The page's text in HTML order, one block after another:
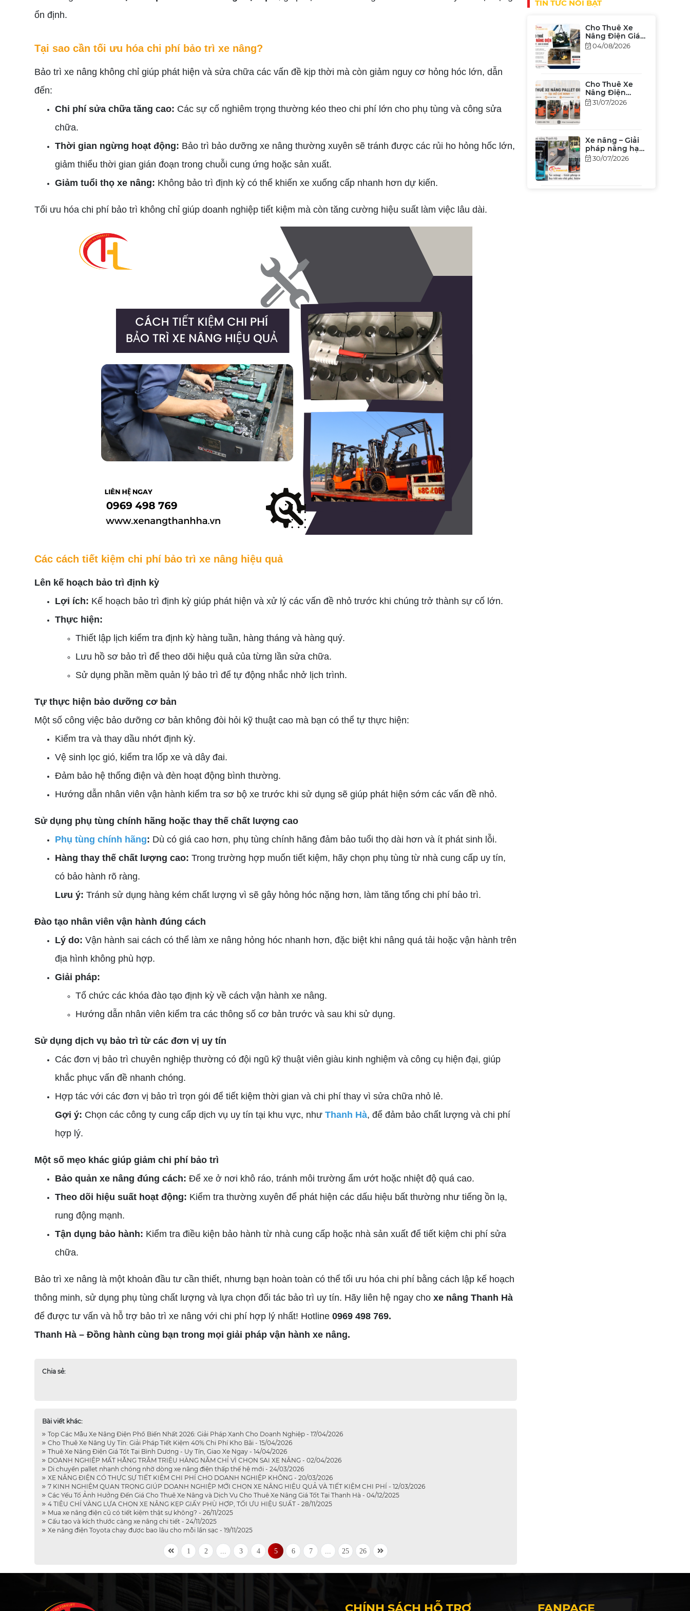
ổn định.
Tại sao cần tối ưu hóa chi phí bảo trì xe nâng?
Bảo trì xe nâng không chỉ giúp phát hiện và sửa chữa các vấn đề kịp thời mà còn giảm nguy cơ hỏng hóc lớn, dẫn
đến:
Chi phí sửa chữa tăng cao: Các sự cố nghiêm trọng thường kéo theo chi phí lớn cho phụ tùng và công sửa
chữa.
Thời gian ngừng hoạt động: Bảo trì bảo dưỡng xe nâng thường xuyên sẽ tránh được các rủi ho hỏng hốc lớn,
giảm thiểu thời gian gián đoạn trong chuỗi cung ứng hoặc sản xuất.
Giảm tuổi thọ xe nâng: Không bảo trì định kỳ có thể khiến xe xuống cấp nhanh hơn dự kiến.
Tối ưu hóa chi phí bảo trì không chỉ giúp doanh nghiệp tiết kiệm mà còn tăng cường hiệu suất làm việc lâu dài.
Các cách tiết kiệm chi phí bảo trì xe nâng hiệu quả
Lên kế hoạch bảo trì định kỳ
Lợi ích: Kế hoạch bảo trì định kỳ giúp phát hiện và xử lý các vấn đề nhỏ trước khi chúng trở thành sự cố lớn.
Thực hiện:
Thiết lập lịch kiểm tra định kỳ hàng tuần, hàng tháng và hàng quý.
Lưu hồ sơ bảo trì để theo dõi hiệu quả của từng lần sửa chữa.
Sử dụng phần mềm quản lý bảo trì để tự động nhắc nhở lịch trình.
Tự thực hiện bảo dưỡng cơ bản
Một số công việc bảo dưỡng cơ bản không đòi hỏi kỹ thuật cao mà bạn có thể tự thực hiện:
Kiểm tra và thay dầu nhớt định kỳ.
Vệ sinh lọc gió, kiểm tra lốp xe và dây đai.
Đảm bảo hệ thống điện và đèn hoạt động bình thường.
Hướng dẫn nhân viên vận hành kiểm tra sơ bộ xe trước khi sử dụng sẽ giúp phát hiện sớm các vấn đề nhỏ.
Sử dụng phụ tùng chính hãng hoặc thay thế chất lượng cao
Phụ tùng chính hãng: Dù có giá cao hơn, phụ tùng chính hãng đảm bảo tuổi thọ dài hơn và ít phát sinh lỗi.
Hàng thay thế chất lượng cao: Trong trường hợp muốn tiết kiệm, hãy chọn phụ tùng từ nhà cung cấp uy tín,
có bảo hành rõ ràng.
Lưu ý: Tránh sử dụng hàng kém chất lượng vì sẽ gây hỏng hóc nặng hơn, làm tăng tổng chi phí bảo trì.
Đào tạo nhân viên vận hành đúng cách
Lý do: Vận hành sai cách có thể làm xe nâng hỏng hóc nhanh hơn, đặc biệt khi nâng quá tải hoặc vận hành trên
địa hình không phù hợp.
Giải pháp:
Tổ chức các khóa đào tạo định kỳ về cách vận hành xe nâng.
Hướng dẫn nhân viên kiểm tra các thông số cơ bản trước và sau khi sử dụng.
Sử dụng dịch vụ bảo trì từ các đơn vị uy tín
Các đơn vị bảo trì chuyên nghiệp thường có đội ngũ kỹ thuật viên giàu kinh nghiệm và công cụ hiện đại, giúp
khắc phục vấn đề nhanh chóng.
Hợp tác với các đơn vị bảo trì trọn gói để tiết kiệm thời gian và chi phí thay vì sửa chữa nhỏ lẻ.
Gợi ý: Chọn các công ty cung cấp dịch vụ uy tín tại khu vực, như Thanh Hà, để đảm bảo chất lượng và chi phí
hợp lý.
Một số mẹo khác giúp giảm chi phí bảo trì
Bảo quản xe nâng đúng cách: Để xe ở nơi khô ráo, tránh môi trường ẩm ướt hoặc nhiệt độ quá cao.
Theo dõi hiệu suất hoạt động: Kiểm tra thường xuyên để phát hiện các dấu hiệu bất thường như tiếng ồn lạ,
rung động mạnh.
Tận dụng bảo hành: Kiểm tra điều kiện bảo hành từ nhà cung cấp hoặc nhà sản xuất để tiết kiệm chi phí sửa
chữa.
Bảo trì xe nâng là một khoản đầu tư cần thiết, nhưng bạn hoàn toàn có thể tối ưu hóa chi phí bằng cách lập kế hoạch
thông minh, sử dụng phụ tùng chất lượng và lựa chọn đối tác bảo trì uy tín. Hãy liên hệ ngay cho xe nâng Thanh Hà
để được tư vấn và hỗ trợ bảo trì xe nâng với chi phí hợp lý nhất! Hotline 0969 498 769.
Thanh Hà – Đồng hành cùng bạn trong mọi giải pháp vận hành xe nâng.
Chia sẻ:
Bài viết khác:
Top Các Mẫu Xe Nâng Điện Phổ Biến Nhất 2026: Giải Pháp Xanh Cho Doanh Nghiệp - 17/04/2026
Cho Thuê Xe Nâng Uy Tín: Giải Pháp Tiết Kiệm 40% Chi Phí Kho Bãi - 15/04/2026
Thuê Xe Nâng Điện Giá Tốt Tại Bình Dương - Uy Tín, Giao Xe Ngay - 14/04/2026
DOANH NGHIỆP MẤT HẰNG TRĂM TRIỆU HÀNG NĂM CHỈ VÌ CHỌN SAI XE NÂNG - 02/04/2026
Di chuyển pallet nhanh chóng nhờ dòng xe nâng điện thấp thế hệ mới - 24/03/2026
XE NÂNG ĐIỆN CÓ THỰC SỰ TIẾT KIỆM CHI PHÍ CHO DOANH NGHIỆP KHÔNG - 20/03/2026
7 KINH NGHIỆM QUAN TRỌNG GIÚP DOANH NGHIỆP MỚI CHỌN XE NÂNG HIỆU QUẢ VÀ TIẾT KIỆM CHI PHÍ - 12/03/2026
Các Yếu Tố Ảnh Hưởng Đến Giá Cho Thuê Xe Nâng và Dịch Vụ Cho Thuê Xe Nâng Giá Tốt Tại Thanh Hà - 04/12/2025
4 TIÊU CHÍ VÀNG LỰA CHỌN XE NÂNG KẸP GIẤY PHÙ HỢP, TỐI ƯU HIỆU SUẤT - 28/11/2025
Mua xe nâng điện cũ có tiết kiệm thật sự không? - 26/11/2025
Cấu tạo và kích thước càng xe nâng chi tiết - 24/11/2025
Xe nâng điện Toyota chạy được bao lâu cho mỗi lần sạc - 19/11/2025
1 2 3 4 5 6 7 25 26
TIN TỨC NỔI BẬT
Cho Thuê Xe
Nâng Điện Giá
Rẻ Tại TP.HCM &
04/08/2026
Cho Thuê Xe
Nâng Điện
Đứng Lái Tại
TPHCM – Giá Rẻ,
31/07/2026
Xe nâng – Giải
pháp nâng hạ
tối ưu chi phí,
hiệu xuất
30/07/2026
CHÍNH SÁCH HỖ TRỢ FANPAGE